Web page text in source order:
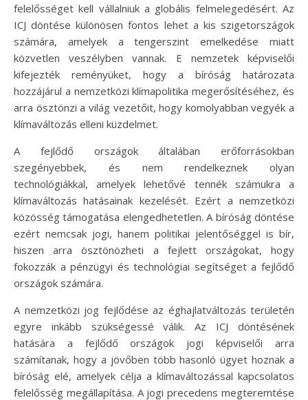
felelősséget kell vállalniuk a globális felmelegedésért. Az
ICJ döntése különösen fontos lehet a kis szigetországok
számára, amelyek a tengerszint emelkedése miatt
közvetlen veszélyben vannak. E nemzetek képviselői
kifejezték reményüket, hogy a bíróság határozata
hozzájárul a nemzetközi klímapolitika megerősítéséhez, és
arra ösztönzi a világ vezetőit, hogy komolyabban vegyék a
klímaváltozás elleni küzdelmet.
A fejlődő országok általában erőforrásokban
szegényebbek, és nem rendelkeznek olyan
technológiákkal, amelyek lehetővé tennék számukra a
klímaváltozás hatásainak kezelését. Ezért a nemzetközi
közösség támogatása elengedhetetlen. A bíróság döntése
ezért nemcsak jogi, hanem politikai jelentőséggel is bír,
hiszen arra ösztönözheti a fejlett országokat, hogy
fokozzák a pénzügyi és technológiai segítséget a fejlődő
országok számára.
A nemzetközi jog fejlődése az éghajlatváltozás területén
egyre inkább szükségessé válik. Az ICJ döntésének
hatására a fejlődő országok jogi képviselői arra
számítanak, hogy a jövőben több hasonló ügyet hoznak a
bíróság elé, amelyek célja a klímaváltozással kapcsolatos
felelősség megállapítása. A jogi precedens megteremtése